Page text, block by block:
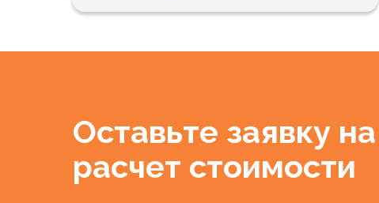
Оставьте заявку
расчет стоимости